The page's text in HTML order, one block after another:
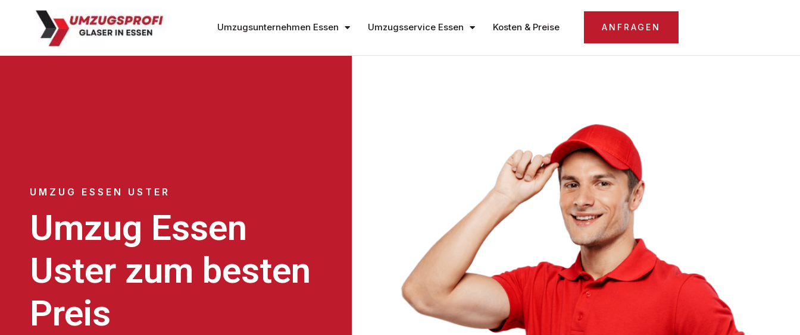
Umzugsunternehmen Essen Umzugsservice Essen Kosten & Preise ANFRAGEN
UMZUG ESSEN USTER
Umzug Essen
Uster zum besten
Preis